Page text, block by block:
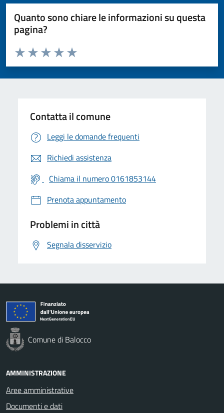
Quanto sono chiare le informazioni su questa
pagina?
Valuta da 1 a 5 stelle la pagina
Valuta 5 stelle su 5
Valuta 4 stelle su 5
Valuta 3 stelle su 5
Valuta 2 stelle su 5
Valuta 1 stelle su 5
Contatta il comune
Leggi le domande frequenti
Richiedi assistenza
Chiama il numero 0161853144
Prenota appuntamento
Problemi in città
Segnala disservizio
Comune di Balocco
AMMINISTRAZIONE
Aree amministrative
Documenti e dati